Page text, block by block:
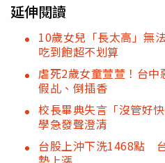
延伸閱讀
10歲女兒「長太高」無
吃到飽超不划算
虐死2歲女童萱萱！台
假乩、倒插香
校長畢典失言「沒管好
學急發聲澄清
台股上沖下洗1468點